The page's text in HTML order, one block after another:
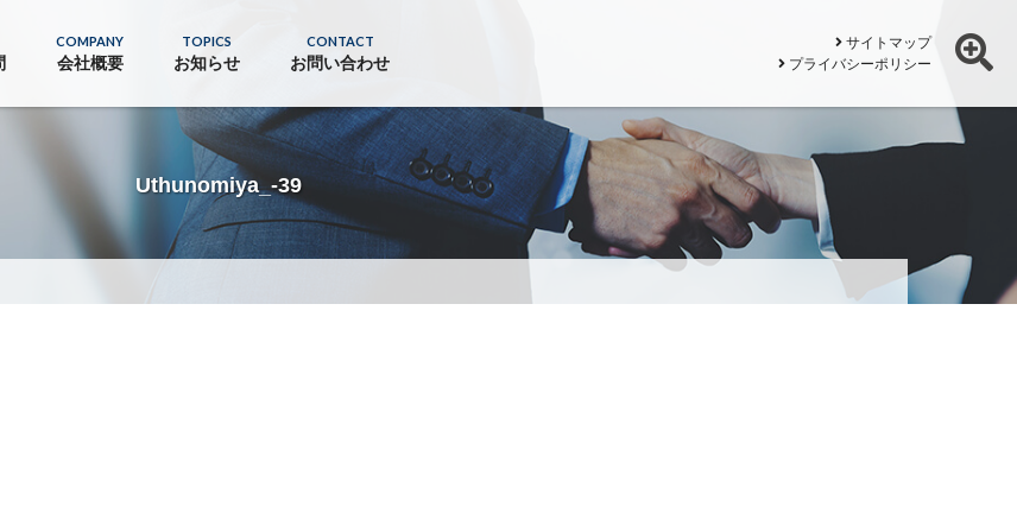
COMPANY
会社概要
TOPICS
お知らせ
CONTACT
お問い合わせ
サイトマップ
プライバシーポリシー
Uthunomiya_-39